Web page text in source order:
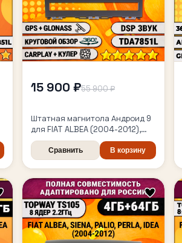
15 900 ₽55 900 ₽
Штатная магнитола Андроид 9
для FIAT ALBEA (2004-2012),
4/64гб, DSP, 360 обзор,
беспроводной CarPlay и
Android Auto, GPS и ГЛОНАСС
Сравнить В корзину